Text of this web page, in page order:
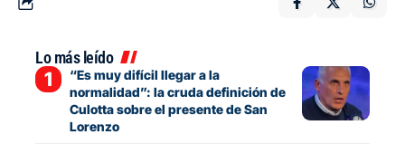
Lo más leído
“Es muy difícil llegar a la
normalidad”: la cruda definición de
Culotta sobre el presente de San
Lorenzo